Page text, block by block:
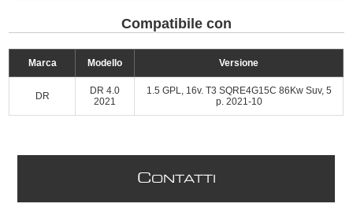
Compatibile con
Marca Modello Versione
DR
DR 4.0
2021
1.5 GPL, 16v. T3 SQRE4G15C 86Kw Suv, 5
p. 2021-10
CONTATTI